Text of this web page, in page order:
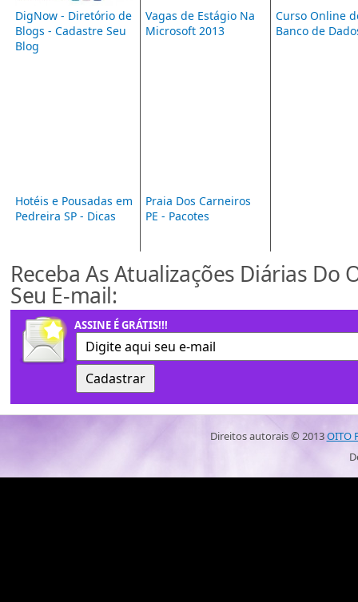
DigNow - Diretório de
Blogs - Cadastre Seu
Blog
Vagas de Estágio Na
Microsoft 2013
Curso Online
Banco de
Hotéis e Pousadas em
Pedreira SP - Dicas
Praia Dos Carneiros
PE - Pacotes
Receba As Atualizações Diárias Do
Seu E-mail:
ASSINE É GRÁTIS!!!
Direitos autorais © 2013OITO